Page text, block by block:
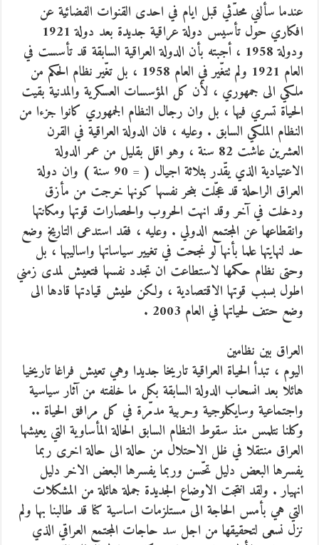
عندما سألني محدّثي قبل ايام في احدى القنوات الفضائية عن
افكاري حول تأسيس دولة عراقية جديدة بعد دولة 1921
ودولة 1958 ، أجبته بأن الدولة العراقية السابقة قد تأسست في
العام 1921 ولم تتغّير في العام 1958 ، بل تغّير نظام الحكم من
ملكي الى جمهوري ، لأن كل المؤسسات العسكرية والمدنية بقيت
الحياة تسري فيها ، بل وان رجال النظام الجمهوري كانوا جزءا من
النظام الملكي السابق . وعليه ، فان الدولة العراقية في القرن
العشرين عاشت 82 سنة ، وهو اقل بقليل من عمر الدولة
الاعتيادية الذي يقّدر بثلاثة اجيال ( = 90 سنة ) وان دولة
العراق الراحلة قد عجّلت بنحر نفسها كونها خرجت من مأزق
ودخلت في آخر وقد انهت الحروب والحصارات قوتها ومكانتها
وانقطاعها عن المجتمع الدولي . وعليه ، فقد استدعى التاريخ وضع
حد لنهايتها علما بأنها لو نجحت في تغيير سياساتها واساليبها ، بل
وحتى نظام حكمها لاستطاعت ان تجدد نفسها فتعيش لمدى زمني
اطول بسبب قوتها الاقتصادية ، ولكن طيش قيادتها قادها الى
وضع حتف لحياتها في العام 2003 .
العراق بين نظامين
اليوم ، تبدأ الحياة العراقية تاريخا جديدا وهي تعيش فراغا تاريخيا
هائلا بعد انسحاب الدولة السابقة بكل ما خلفته من آثار سياسية
واجتماعية وسايكلوجية وحربية مدمّرة في كل مرافق الحياة ..
وكلنا نتلمس منذ سقوط النظام السابق الحالة المأساوية التي يعيشها
العراق منتقلا في ظل الاحتلال من حالة الى حالة اخرى ربما
يفسرها البعض دليل تحّسن وربما يفسرها البعض الاخر دليل
انهيار . ولقد انتجت الاوضاع الجديدة جملة هائلة من المشكلات
التي هي بأمس الحاجة الى مستلزمات اساسية كنا قد طالبنا بها ولم
نزل نسعى لتحقيقها من اجل سد حاجات المجتمع العراقي الذي